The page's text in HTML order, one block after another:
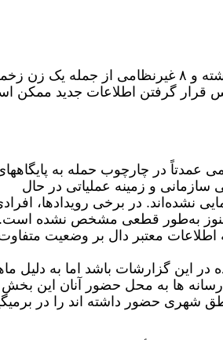
در ۲۴ ساعت گذشته، دست‌کم ۴۰ غیرنظامی از جمله یک کودک کشته و ۸ غیرنظامی از جمله یک
قرار گرفتن اطلاعات جدید ممکن
نظامی عمدتاً در چارچوب حمله به
و زمینه عملیاتی در حال
نشده‌اند. در برخی رویدادها،
هنوز به‌طور قطعی مشخص نشده است.
معتبر دال بر وضعیت
در این گزارشات باشد اما به دلیل
ها به محل حضور آنان این بخش
شهری حضور داشته اند را در